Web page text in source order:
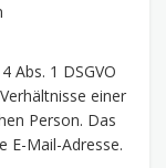
Abs. 1 DSGVO
einer
Person. Das
E-Mail-Adresse.